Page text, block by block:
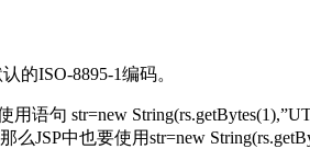
的ISO-8895-1编码。
句 str=new
JSP中也要使用str=new